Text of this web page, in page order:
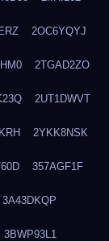
2OC6YQYJ
2TGAD2ZO
2UT1DWVT
2YKK8NSK
357AGF1F
3A43DKQP
3BWP93L1